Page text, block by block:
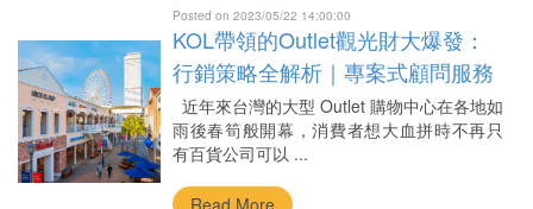
Posted on 2023/05/22 14:00:00
KOL帶領的Outlet觀光財大爆發：
行銷策略全解析｜專案式顧問服務
近年來台灣的大型 Outlet 購物中心在各地如
雨後春筍般開幕，消費者想大血拼時不再只
有百貨公司可以 ...
Read More